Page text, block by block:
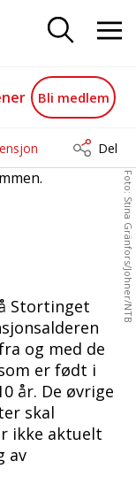
Bli medlem
Del
Foto: Stina Gränfors/Johner/NTB
Stortinget
og med de
er født i
år. De øvrige
skal
ikke aktuelt
av